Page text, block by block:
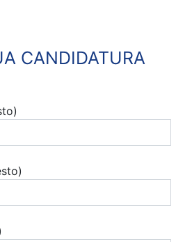
CANDIDATURA